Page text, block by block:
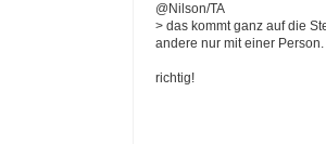
@Nilson/TA
> das kommt ganz auf die
andere nur mit einer Person.
richtig!